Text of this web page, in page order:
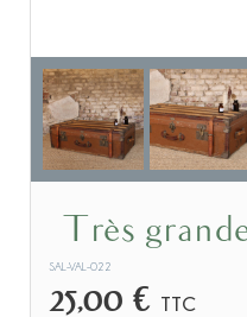
Très
SAL-VAL-022
25,00 € TTC